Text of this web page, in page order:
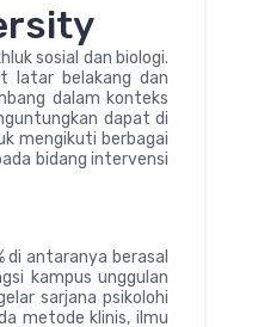
sosial dan biologi.
latar belakang dan
dalam konteks
dapat di
mengikuti berbagai
bidang intervensi
di antaranya berasal
kampus unggulan
sarjana psikolohi
metode klinis, ilmu